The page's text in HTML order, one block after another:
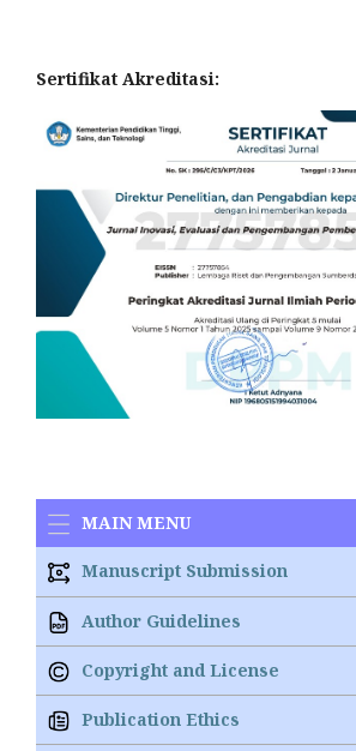
Sertifikat Akreditasi:
MAIN MENU
Manuscript Submission
Author Guidelines
Copyright and License
Publication Ethics